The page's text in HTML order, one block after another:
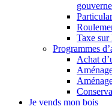
Taxe sur
Programmes
Achat
Je vends mon bois